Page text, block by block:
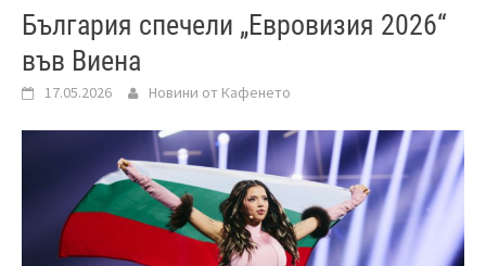
България спечели „Евровизия 2026“
във Виена
17.05.2026 Новини от Кафенето